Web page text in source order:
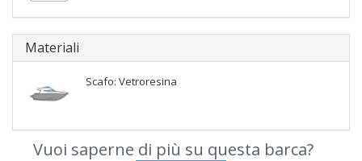
Materiali
Scafo: Vetroresina
Vuoi saperne di più su questa barca?